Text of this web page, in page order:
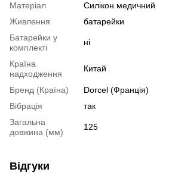
Матеріал
Силікон медичний
Живлення
батарейки
Батарейки у
комплекті
ні
Країна
надходження
Китай
Бренд (Країна)
Dorcel (Франція)
Вібрація
так
Загальна
довжина (мм)
125
Відгуки